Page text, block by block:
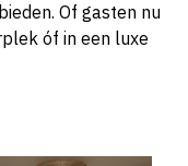
Of gasten nu
óf in een luxe